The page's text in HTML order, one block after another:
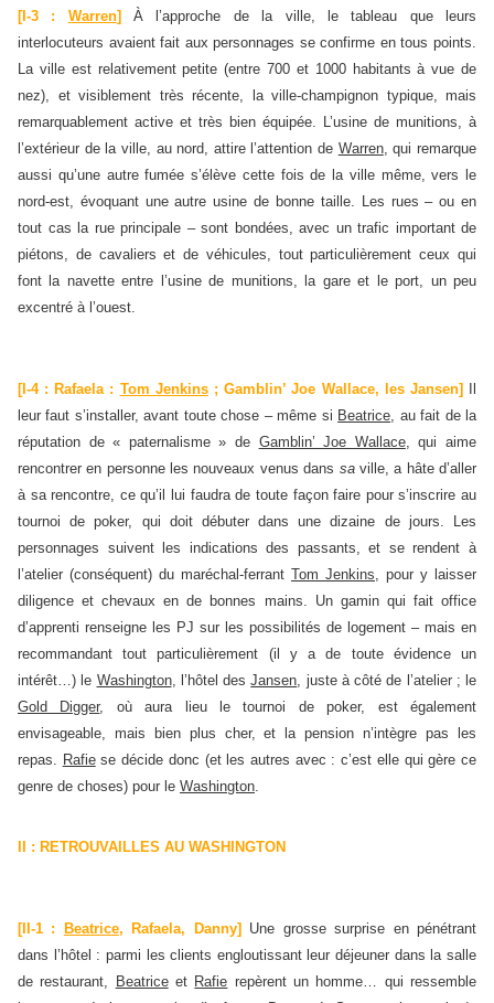
[I-3 : Warren]À l’approche de la ville, le tableau que leurs
interlocuteurs avaient fait aux personnages se confirme en tous points.
La ville est relativement petite (entre 700 et 1000 habitants à vue de
nez), et visiblement très récente, la ville-champignon typique, mais
remarquablement active et très bien équipée. L’usine de munitions, à
l’extérieur de la ville, au nord, attire l’attention de Warren, qui remarque
aussi qu’une autre fumée s’élève cette fois de la ville même, vers le
nord-est, évoquant une autre usine de bonne taille. Les rues – ou en
tout cas la rue principale – sont bondées, avec un trafic important de
piétons, de cavaliers et de véhicules, tout particulièrement ceux qui
font la navette entre l’usine de munitions, la gare et le port, un peu
excentré à l’ouest.
[I-4 : Rafaela : Tom Jenkins; Gamblin’ Joe Wallace, les Jansen]
leur faut s’installer, avant toute chose – même si Beatrice , au fait de la
réputation de « paternalisme » de Gamblin’ Joe Wallace, qui aime
rencontrer en personne les nouveaux venus dans saville, a hâte d’aller
à sa rencontre, ce qu’il lui faudra de toute façon faire pour s’inscrire au
tournoi de poker, qui doit débuter dans une dizaine de jours. Les
personnages suivent les indications des passants, et se rendent à
l’atelier (conséquent) du maréchal-ferrant Tom Jenkins , pour y laisser
diligence et chevaux en de bonnes mains. Un gamin qui fait office
d’apprenti renseigne les PJ sur les possibilités de logement – mais en
recommandant tout particulièrement (il y a de toute évidence un
intérêt…) le Washington, l’hôtel desJansen , juste à côté de l’atelier ; le
Gold Digger, où aura lieu le tournoi de poker, est également
envisageable, mais bien plus cher, et la pension n’intègre pas les
repas.
Rafiese décide donc (et les autres avec : c’est elle qui gère ce
genre de choses) pour le Washington
II : RETROUVAILLES AU WASHINGTON
[II-1 : Beatrice, Rafaela, Danny]
Une grosse surprise en pénétrant
dans l’hôtel : parmi les clients engloutissant leur déjeuner dans la salle
de restaurant,
Beatriceet Rafie repèrent un homme… qui ressemble